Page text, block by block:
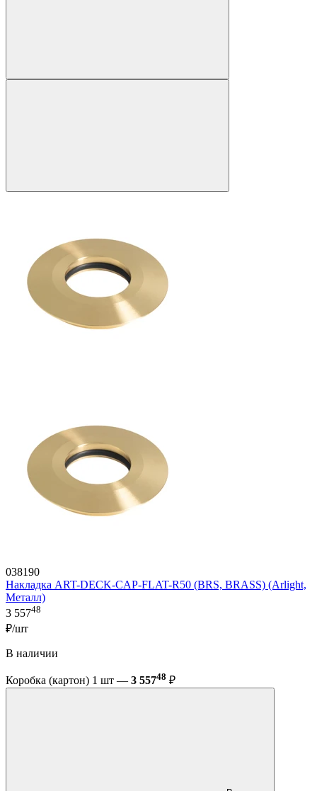
038190
Накладка ART-DECK-CAP-FLAT-R50 (BRS, BRASS) (Arlight,
Металл)
3 55748
₽/шт
В наличии
Коробка (картон) 1 шт — 3 55748 ₽